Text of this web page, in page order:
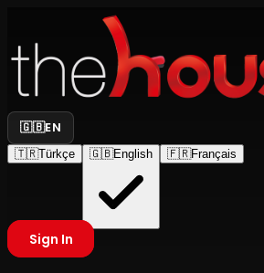
🇬🇧EN
🇹🇷Türkçe 🇬🇧English 🇫🇷Français
Sign In